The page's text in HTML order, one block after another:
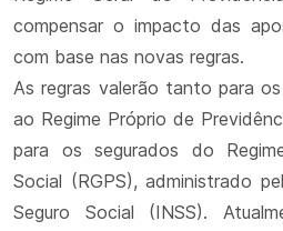
compensar o impacto das
com base nas novas regras.
As regras valerão tanto para
ao Regime Próprio de
para os segurados do
Social (RGPS), administrado
Seguro Social (INSS).